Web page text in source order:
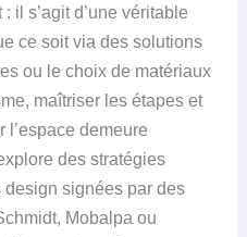
il s’agit d’une véritable
ce soit via des solutions
ou le choix de matériaux
maîtriser les étapes et
l’espace demeure
des stratégies
signées par des
Mobalpa ou